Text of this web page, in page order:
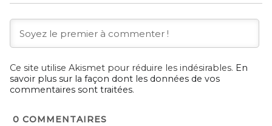
Ce site utilise Akismet pour réduire les indésirables. En
savoir plus sur la façon dont les données de vos
commentaires sont traitées.
0 COMMENTAIRES